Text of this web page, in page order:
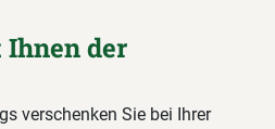
der
verschenken Sie bei Ihrer